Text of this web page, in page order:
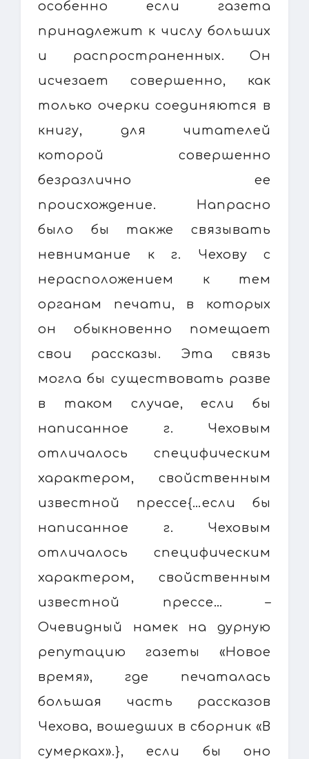
особенно если газета
принадлежит к числу больших
и распространенных. Он
исчезает совершенно, как
только очерки соединяются в
книгу, для читателей
которой совершенно
безразлично ее
происхождение. Напрасно
было бы также связывать
невнимание к г. Чехову с
нерасположением к тем
органам печати, в которых
он обыкновенно помещает
свои рассказы. Эта связь
могла бы существовать разве
в таком случае, если бы
написанное г. Чеховым
отличалось специфическим
характером, свойственным
известной прессе{…если бы
написанное г. Чеховым
отличалось специфическим
характером, свойственным
известной прессе… –
Очевидный намек на дурную
репутацию газеты «Новое
время», где печаталась
большая часть рассказов
Чехова, вошедших в сборник «В
сумерках».}, если бы оно